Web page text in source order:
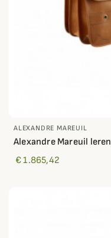
ALEXANDRE MAREUIL
Alexandre Mareuil
€ 1.865,42